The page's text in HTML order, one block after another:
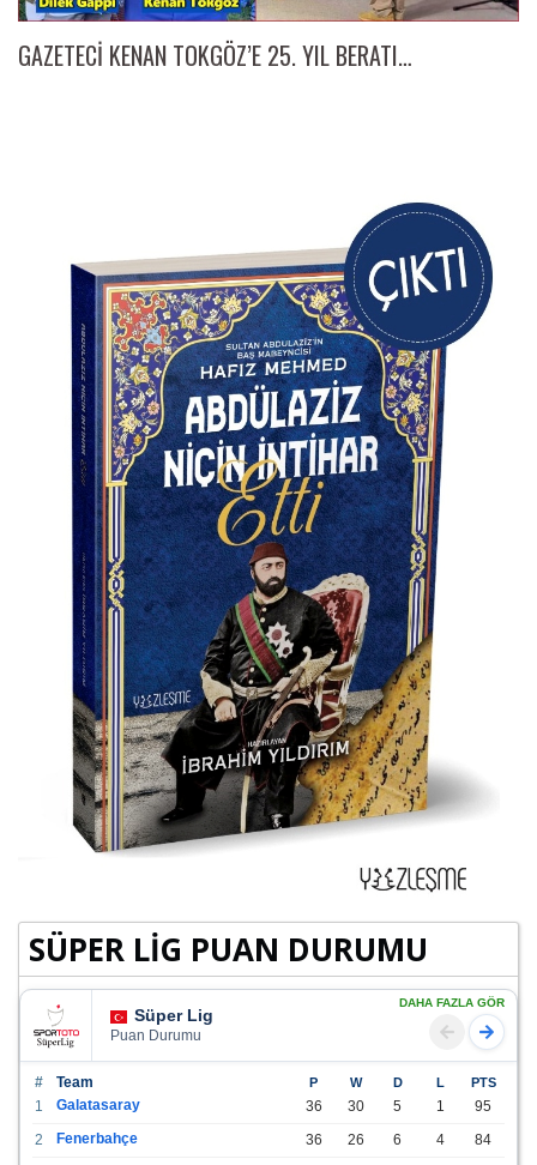
GAZETECİ KENAN TOKGÖZ’E 25. YIL BERATI…
SÜPER LİG PUAN DURUMU
Süper Lig
Puan Durumu
DAHA FAZLA GÖR
# Team P W D L PTS
1 Galatasaray 36 30 5 1
95
2
Fenerbahçe 36 26 6 4
84